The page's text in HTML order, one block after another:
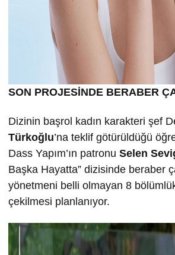
SON PROJESİNDE BERABER
Dizinin başrol kadın karakteri şef
Türkoğlu’na teklif götürüldüğü
Dass Yapım’ın patronu Selen
Başka Hayatta” dizisinde beraber
yönetmeni belli olmayan 8
çekilmesi planlanıyor.